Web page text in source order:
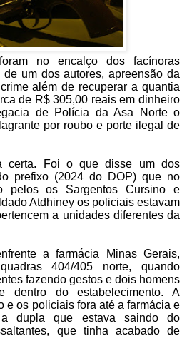
no encalço dos facínoras
um dos autores, apreensão da
além de recuperar a quantia
de R$ 305,00 reais em dinheiro
de Polícia da Asa Norte o
por roubo e porte ilegal de
certa. Foi o que disse um dos
prefixo (2024 do DOP) que no
pelos os Sargentos Cursino e
Atdhiney os policiais estavam
a unidades diferentes da
a farmácia Minas Gerais,
404/405 norte, quando
fazendo gestos e dois homens
dentro do estabelecimento. A
e os policiais fora até a farmácia e
dupla que estava saindo do
que tinha acabado de